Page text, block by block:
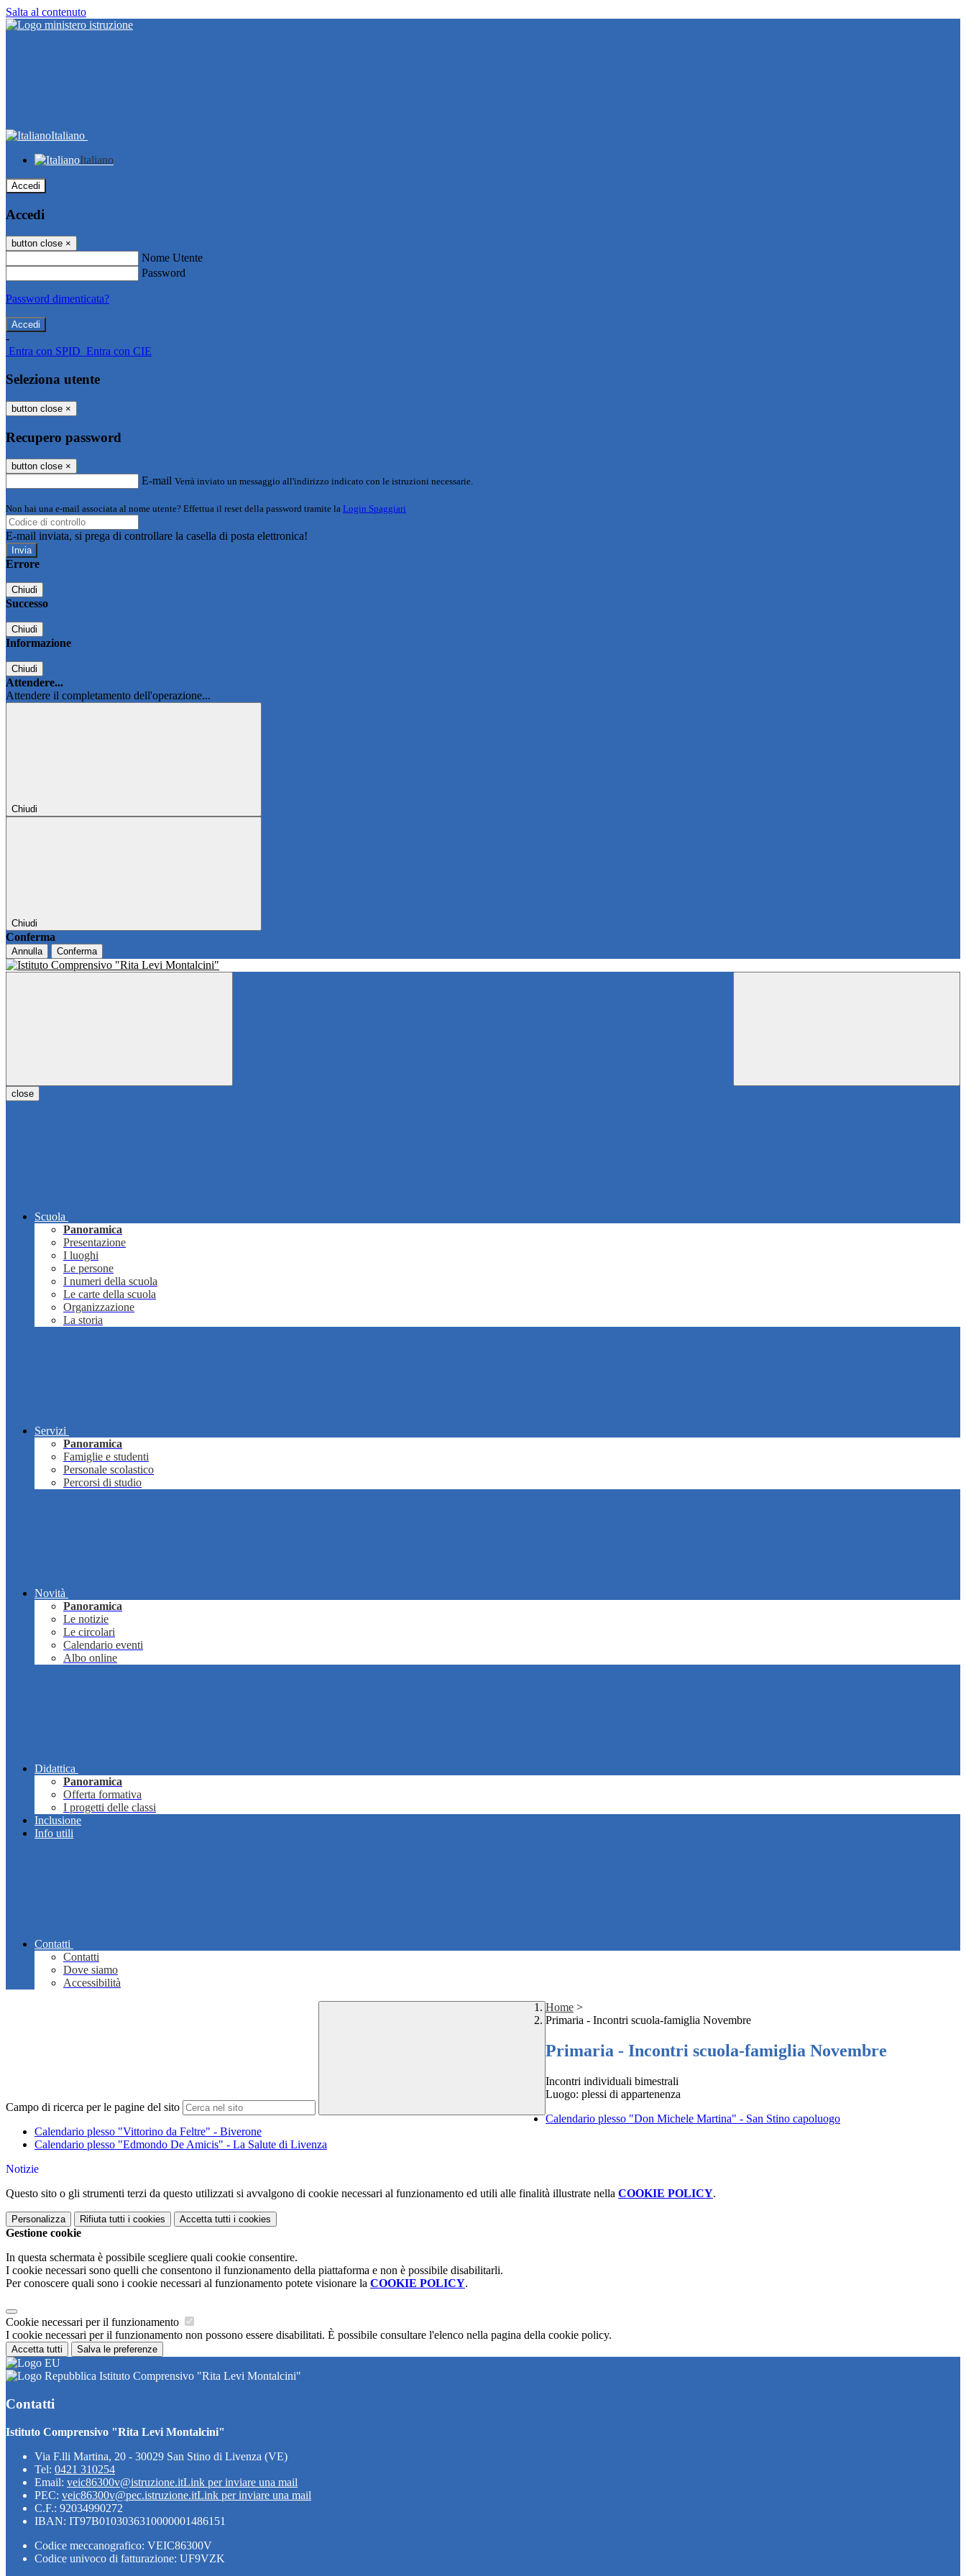
Salta al contenuto
Italiano
Italiano
Accedi
Accedi
button close ×
Nome Utente
Password
Password dimenticata?
-
Entra con SPID Entra con CIE
Seleziona utente
button close ×
Recupero password
button close ×
E-mail Verrà inviato un messaggio all'indirizzo indicato con le istruzioni necessarie.
Non hai una e-mail associata al nome utente? Effettua il reset della password tramite la Login Spaggiari
E-mail inviata, si prega di controllare la casella di posta elettronica!
Errore
Chiudi
Successo
Chiudi
Informazione
Chiudi
Attendere...
Attendere il completamento dell'operazione...
Chiudi
Chiudi
Conferma
Annulla Conferma
close
Scuola
Panoramica
Presentazione
I luoghi
Le persone
I numeri della scuola
Le carte della scuola
Organizzazione
La storia
Servizi
Panoramica
Famiglie e studenti
Personale scolastico
Percorsi di studio
Novità
Panoramica
Le notizie
Le circolari
Calendario eventi
Albo online
Didattica
Panoramica
Offerta formativa
I progetti delle classi
Inclusione
Info utili
Contatti
Contatti
Dove siamo
Accessibilità
Campo di ricerca per le pagine del sito
Home >
Primaria - Incontri scuola-famiglia Novembre
Primaria - Incontri scuola-famiglia Novembre
Incontri individuali bimestrali
Luogo: plessi di appartenenza
Calendario plesso "Don Michele Martina" - San Stino capoluogo
Calendario plesso "Vittorino da Feltre" - Biverone
Calendario plesso "Edmondo De Amicis" - La Salute di Livenza
Notizie
Questo sito o gli strumenti terzi da questo utilizzati si avvalgono di cookie necessari al funzionamento ed utili alle finalità illustrate nella COOKIE POLICY.
Personalizza Rifiuta tutti i cookies Accetta tutti i cookies
Gestione cookie
In questa schermata è possibile scegliere quali cookie consentire.
I cookie necessari sono quelli che consentono il funzionamento della piattaforma e non è possibile disabilitarli.
Per conoscere quali sono i cookie necessari al funzionamento potete visionare la COOKIE POLICY.
Cookie necessari per il funzionamento
I cookie necessari per il funzionamento non possono essere disabilitati. È possibile consultare l'elenco nella pagina della cookie policy.
Accetta tutti Salva le preferenze
Istituto Comprensivo "Rita Levi Montalcini"
Contatti
Istituto Comprensivo "Rita Levi Montalcini"
Via F.lli Martina, 20 - 30029 San Stino di Livenza (VE)
Tel: 0421 310254
Email: veic86300v@istruzione.itLink per inviare una mail
PEC: veic86300v@pec.istruzione.itLink per inviare una mail
C.F.: 92034990272
IBAN: IT97B0103036310000001486151
Codice meccanografico: VEIC86300V
Codice univoco di fatturazione: UF9VZK